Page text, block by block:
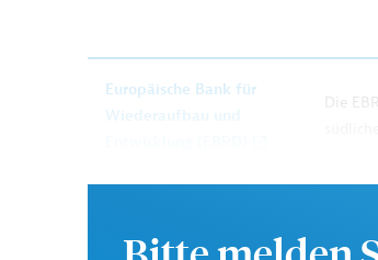
Europäische Bank für
Wiederaufbau und
Die
Originaldokument: